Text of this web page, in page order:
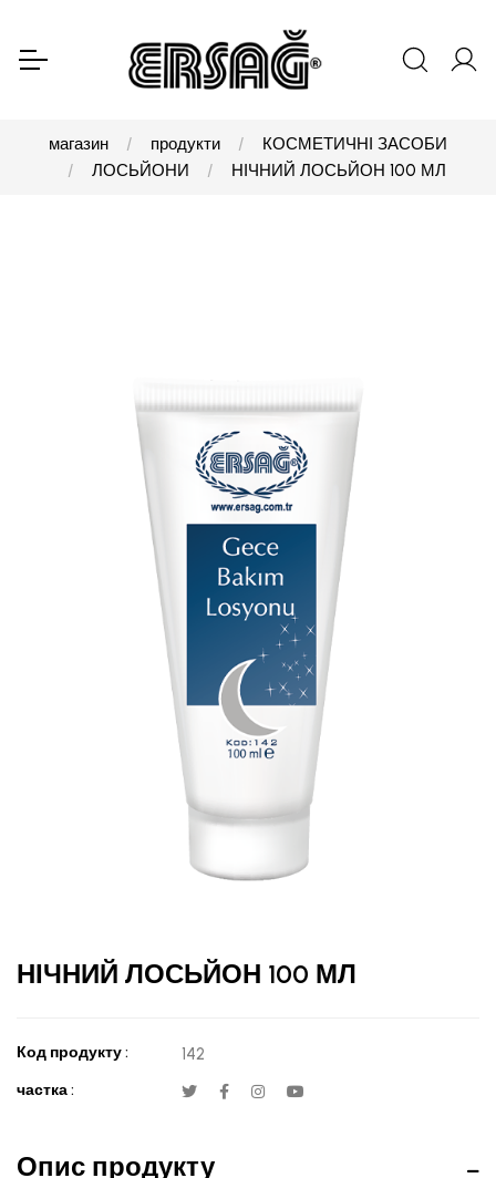
магазин продукти
КОСМЕТИЧНІ ЗАСОБИ
ЛОСЬЙОНИ
НІЧНИЙ ЛОСЬЙОН 100 МЛ
НІЧНИЙ ЛОСЬЙОН 100 МЛ
Код продукту : 142
частка :
Опис продукту